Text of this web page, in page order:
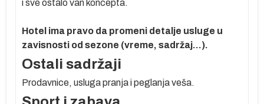
i sve ostalo van koncepta.
Hotel ima pravo da promeni detalje usluge u
zavisnosti od sezone (vreme, sadržaj...).
Ostali sadržaji
Prodavnice, usluga pranja i peglanja veša.